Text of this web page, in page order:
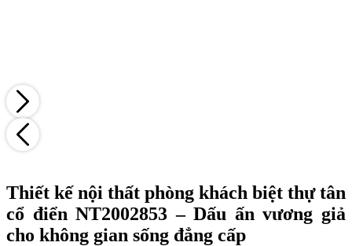
Thiết kế nội thất phòng khách biệt thự tân
cổ điển NT2002853 – Dấu ấn vương giả
cho không gian sống đẳng cấp